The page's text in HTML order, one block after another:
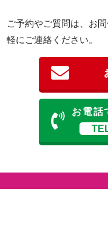
ご予約やご質問は、お
軽にご連絡ください。
お電話